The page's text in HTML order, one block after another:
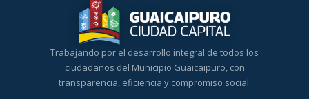
Trabajando por el desarrollo integral de todos los
ciudadanos del Municipio Guaicaipuro, con
transparencia, eficiencia y compromiso social.